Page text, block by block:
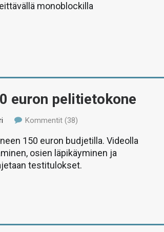
monoblockilla
euron pelitietokone
Kommentit (38)
150 euron budjetilla. Videolla
osien läpikäyminen ja
testitulokset.